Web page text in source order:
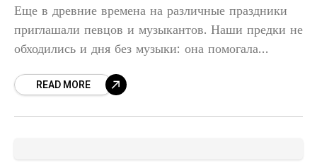
Еще в древние времена на различные праздники
приглашали певцов и музыкантов. Наши предки не
обходились и дня без музыки: она помогала
сопровождала в
READ MORE